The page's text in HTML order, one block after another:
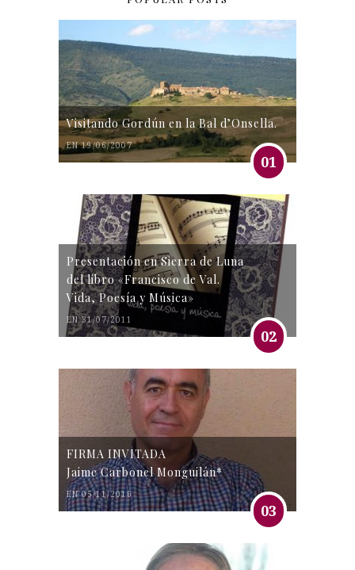
Visitando Gordún en la Bal d’Onsella.
EN 19/06/2007
01
Presentación en Sierra de Luna
del libro «Francisco de Val.
Vida, Poesía y Música»
EN 31/07/2011
02
FIRMA INVITADA
Jaime Carbonel Monguilán*
EN 05/11/2016
03